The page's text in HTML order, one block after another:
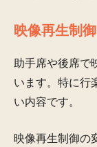
映像再生制
助手席や後席で
います。特に行
い内容です。
映像再生制御の